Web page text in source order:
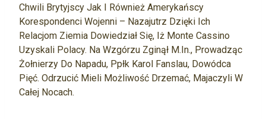
Chwili Brytyjscy Jak I Również Amerykańscy
Korespondenci Wojenni – Nazajutrz Dzięki Ich
Relacjom Ziemia Dowiedział Się, Iż Monte Cassino
Uzyskali Polacy. Na Wzgórzu Zginął M.in., Prowadząc
Żołnierzy Do Napadu, Ppłk Karol Fanslau, Dowódca
Pięć. Odrzucić Mieli Możliwość Drzemać, Majaczyli W
Całej Nocach.